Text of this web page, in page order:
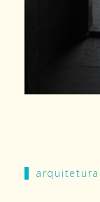
arquitetura